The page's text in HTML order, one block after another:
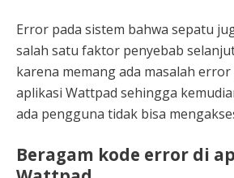
Error pada sistem bahwa sepatu
salah satu faktor penyebab
karena memang ada masalah error
aplikasi Wattpad sehingga
ada pengguna tidak bisa
Beragam kode error di